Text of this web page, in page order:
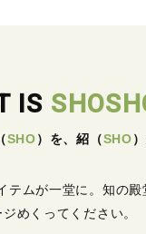
IS
（SHO） を、紹 （SHO）
テムが一堂に。 知の殿
めくってください。